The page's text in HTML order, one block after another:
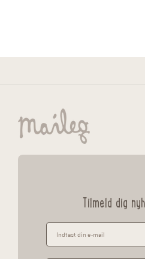
Tilmeld dig